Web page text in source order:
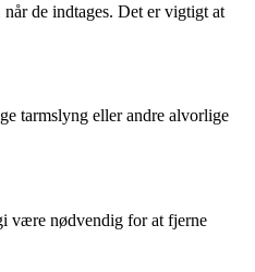
de indtages. Det er vigtigt at
tarmslyng eller andre alvorlige
være nødvendig for at fjerne